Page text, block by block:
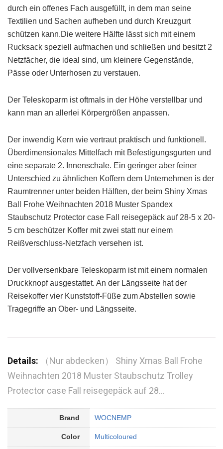
durch ein offenes Fach ausgefüllt, in dem man seine
Textilien und Sachen aufheben und durch Kreuzgurt
schützen kann.Die weitere Hälfte lässt sich mit einem
Rucksack speziell aufmachen und schließen und besitzt 2
Netzfächer, die ideal sind, um kleinere Gegenstände,
Pässe oder Unterhosen zu verstauen.
Der Teleskoparm ist oftmals in der Höhe verstellbar und
kann man an allerlei Körpergrößen anpassen.
Der inwendig Kern wie vertraut praktisch und funktionell.
Überdimensionales Mittelfach mit Befestigungsgurten und
eine separate 2. Innenschale. Ein geringer aber feiner
Unterschied zu ähnlichen Koffern dem Unternehmen is der
Raumtrenner unter beiden Hälften, der beim Shiny Xmas
Ball Frohe Weihnachten 2018 Muster Spandex
Staubschutz Protector case Fall reisegepäck auf 28-5 x 20-
5 cm beschützer Koffer mit zwei statt nur einem
Reißverschluss-Netzfach versehen ist.
Der vollversenkbare Teleskoparm ist mit einem normalen
Druckknopf ausgestattet. An der Längsseite hat der
Reisekoffer vier Kunststoff-Füße zum Abstellen sowie
Tragegriffe an Ober- und Längsseite.
Details:
（Nur abdecken） Shiny Xmas Ball Frohe
Weihnachten 2018 Muster Staubschutz Trolley
Protector case Fall reisegepäck auf 28…
Brand WOCNEMP
Color Multicoloured